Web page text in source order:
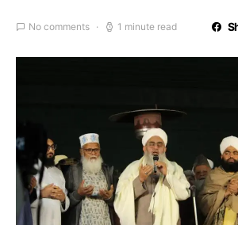
No comments 1 minute read